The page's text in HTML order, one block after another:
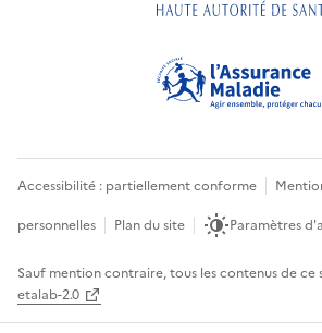
Accessibilité : partiellement conforme
personnelles
Plan du site Paramètres
Sauf mention contraire, tous les contenus de ce
etalab-2.0